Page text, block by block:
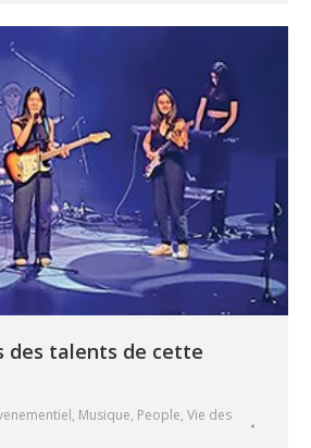
des talents de cette
, Musique, People, Vie des